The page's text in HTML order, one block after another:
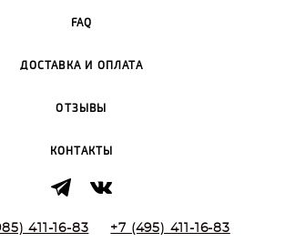
FAQ
ДОСТАВКА И ОПЛАТА
ОТЗЫВЫ
КОНТАКТЫ
411-16-83 +7 (495) 411-16-83